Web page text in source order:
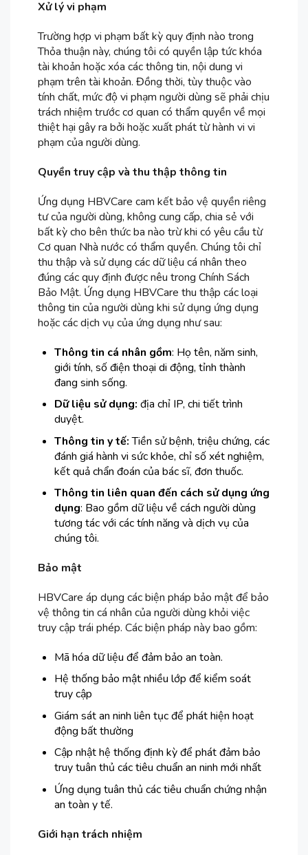
Xử lý vi phạm
Trường hợp vi phạm bất kỳ quy định nào trong
Thỏa thuận này, chúng tôi có quyền lập tức khóa
tài khoản hoặc xóa các thông tin, nội dung vi
phạm trên tài khoản. Đồng thời, tùy thuộc vào
tính chất, mức độ vi phạm người dùng sẽ phải chịu
trách nhiệm trước cơ quan có thẩm quyền về mọi
thiệt hại gây ra bởi hoặc xuất phát từ hành vi vi
phạm của người dùng.
Quyền truy cập và thu thập thông tin
Ứng dụng HBVCare cam kết bảo vệ quyền riêng
tư của người dùng, không cung cấp, chia sẻ với
bất kỳ cho bên thức ba nào trừ khi có yêu cầu từ
Cơ quan Nhà nước có thẩm quyền. Chúng tôi chỉ
thu thập và sử dụng các dữ liệu cá nhân theo
đúng các quy định được nêu trong Chính Sách
Bảo Mật. Ứng dụng HBVCare thu thập các loại
thông tin của người dùng khi sử dụng ứng dụng
hoặc các dịch vụ của ứng dụng như sau:
Thông tin cá nhân gồm: Họ tên, năm sinh,
giới tính, số điện thoại di động, tỉnh thành
đang sinh sống.
Dữ liệu sử dụng: địa chỉ IP, chi tiết trình
duyệt.
Thông tin y tế:Tiền sử bệnh, triệu chứng, các
đánh giá hành vi sức khỏe, chỉ số xét nghiệm,
kết quả chẩn đoán của bác sĩ, đơn thuốc.
Thông tin liên quan đến cách sử dụng ứng
dụng: Bao gồm dữ liệu về cách người dùng
tương tác với các tính năng và dịch vụ của
chúng tôi.
Bảo mật
HBVCare áp dụng các biện pháp bảo mật để bảo
vệ thông tin cá nhân của người dùng khỏi việc
truy cập trái phép. Các biện pháp này bao gồm:
Mã hóa dữ liệu để đảm bảo an toàn.
Hệ thống bảo mật nhiều lớp để kiểm soát
truy cập
Giám sát an ninh liên tục để phát hiện hoạt
động bất thường
Cập nhật hệ thống định kỳ để phát đảm bảo
truy tuân thủ các tiêu chuẩn an ninh mới nhất
Ứng dụng tuân thủ các tiêu chuẩn chứng nhận
an toàn y tế.
Giới hạn trách nhiệm